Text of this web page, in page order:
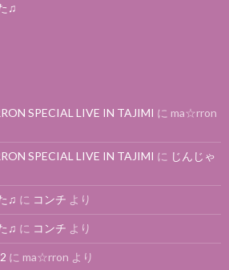
♫
SPECIAL LIVE IN TAJIMI に ma☆rron
SPECIAL LIVE IN TAJIMI に じんじゃ
♫ に コンチ より
♫ に コンチ より
に ma☆rron より